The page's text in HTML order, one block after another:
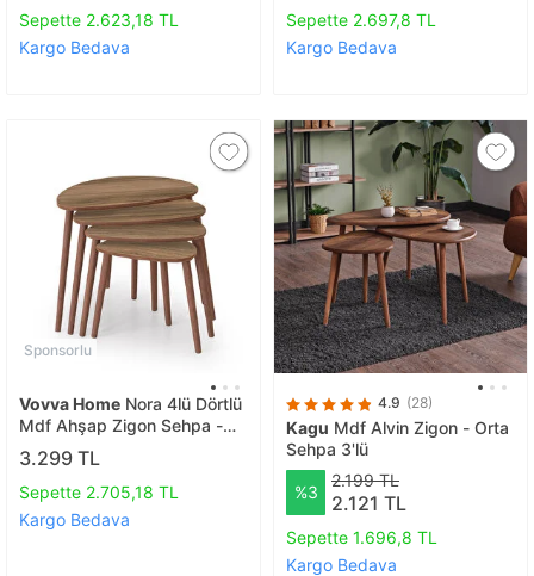
Sepette 2.623,18 TL
Kargo Bedava
Sepette 2.697,8 TL
Kargo Bedava
Sponsorlu
Vovva Home Nora 4lü Dörtlü
Mdf Ahşap Zigon Sehpa -
Ceviz
3.299 TL
Sepette 2.705,18 TL
Kargo Bedava
4.9 (28)
Kagu Mdf Alvin Zigon - Orta
Sehpa 3'lü
%3
2.199 TL
2.121 TL
Sepette 1.696,8 TL
Kargo Bedava